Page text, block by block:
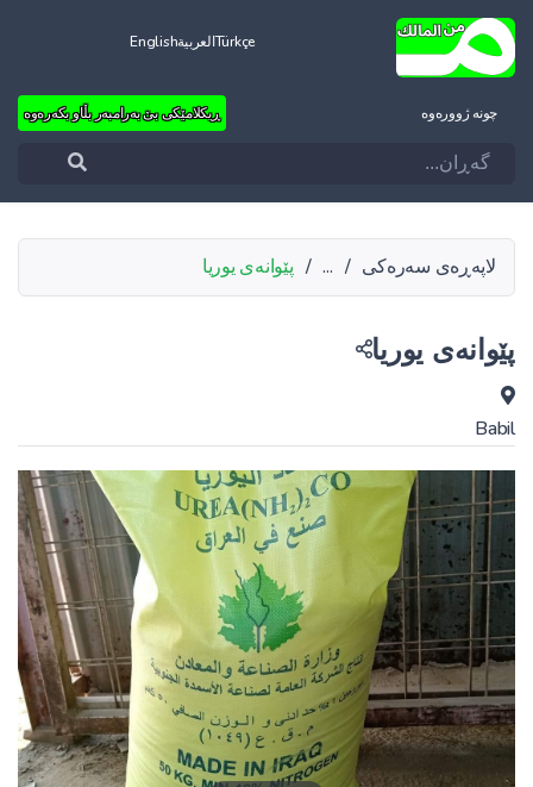
TürkçeالعربيةEnglish
چونه‌ ژووره‌وه‌ ڕیکلامێکی بێ بەرامبەر بڵاو بکەرەوە
لاپەڕەی سەرەکی /
...
/ پێوانەی یوریا
پێوانەی یوریا
Babil